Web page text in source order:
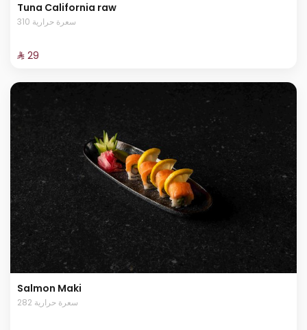
Tuna California raw
310 سعرة حرارية
⁨⁦‪‬ 29⁩
Salmon Maki
282 سعرة حرارية